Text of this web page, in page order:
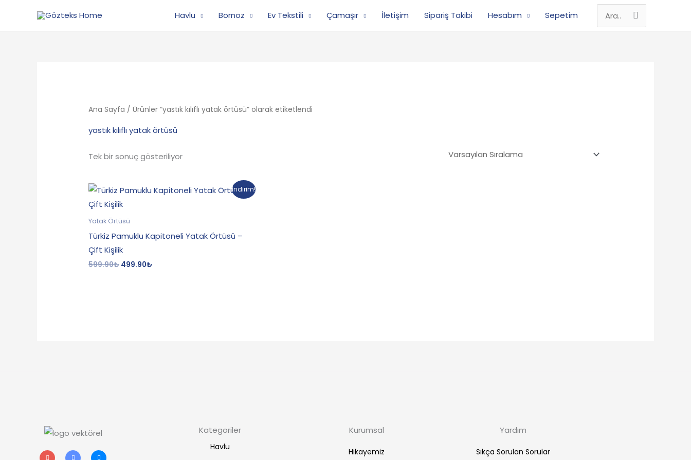
Havlu Bornoz Ev Tekstili Çamaşır İletişim Sipariş Takibi Hesabım Sepetim
Search
for:
Ana Sayfa / Ürünler “yastık kılıflı yatak örtüsü” olarak etiketlendi
yastık kılıflı yatak örtüsü
Tek bir sonuç gösteriliyor
İndirim!
Yatak Örtüsü
Türkiz Pamuklu Kapitoneli Yatak Örtüsü –
Çift Kişilik
599.90₺
Orijinal
fiyat:
599.90₺.
499.90₺
Şu
andaki
I T F
Kategoriler
Havlu
Kurumsal
Hikayemiz
Yardım
Sıkça Sorulan Sorular